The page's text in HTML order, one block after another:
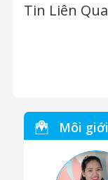
Tin Liên
Môi